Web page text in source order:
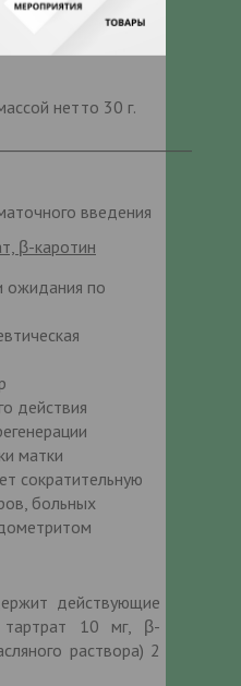
соли) 33
каротин 0,6 мг.
нетто 30 г.
введения
β-каротин
ожидания по
действия
матки
сократительную
больных
действующие
тартрат 10 мг, β-
раствора) 2